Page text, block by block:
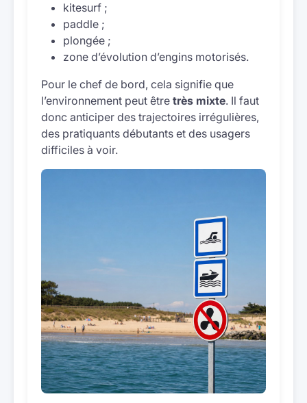
kitesurf ;
paddle ;
plongée ;
zone d’évolution d’engins motorisés.
Pour le chef de bord, cela signifie que
l’environnement peut être très mixte. Il faut
donc anticiper des trajectoires irrégulières,
des pratiquants débutants et des usagers
difficiles à voir.